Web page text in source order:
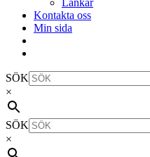
Länkar
Kontakta oss
Min sida
SÖK
×
SÖK
×